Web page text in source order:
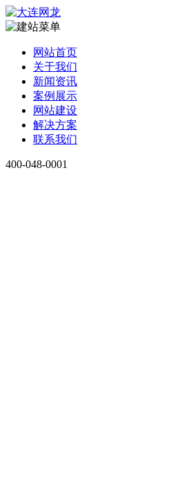
网站首页
关于我们
新闻资讯
案例展示
网站建设
解决方案
联系我们
400-048-0001